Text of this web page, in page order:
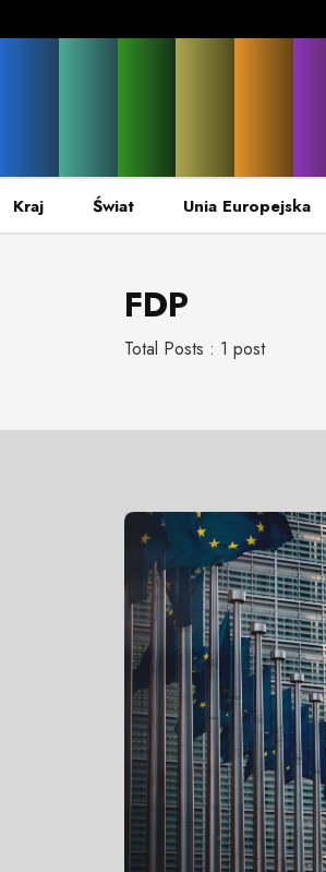
Kraj Świat Unia Europejska
FDP
Total Posts : 1 post